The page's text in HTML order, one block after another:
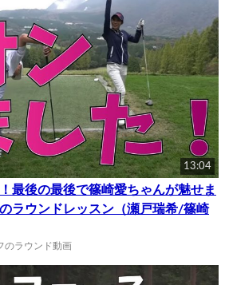
13:04
最後の最後で篠崎愛ちゃんが魅せま
ラウンドレッスン（瀬戸瑞希/篠崎
のラウンド動画